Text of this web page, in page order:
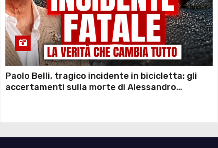
Paolo Belli, tragico incidente in bicicletta: gli
accertamenti sulla morte di Alessandro